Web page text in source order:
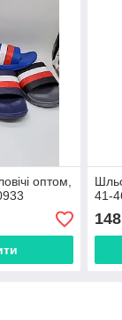
оптом,
41-
148